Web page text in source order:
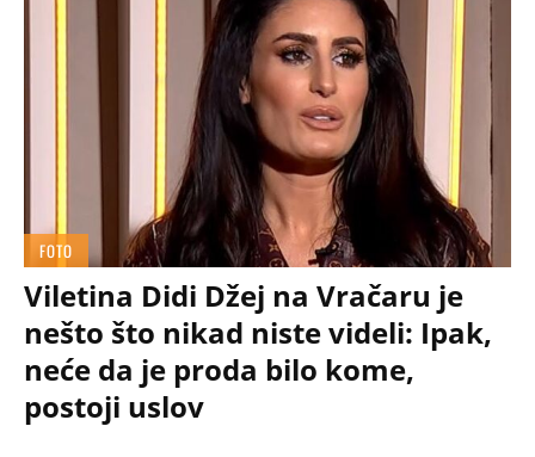
FOTO
Viletina Didi Džej na Vračaru je
nešto što nikad niste videli: Ipak,
neće da je proda bilo kome,
postoji uslov